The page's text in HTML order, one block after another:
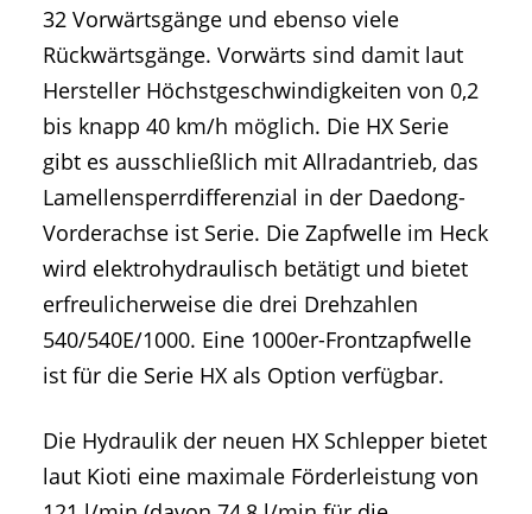
32 Vorwärtsgänge und ebenso viele
Rückwärtsgänge. Vorwärts sind damit laut
Hersteller Höchstgeschwindigkeiten von 0,2
bis knapp 40 km/h möglich. Die HX Serie
gibt es ausschließlich mit Allradantrieb, das
Lamellensperrdifferenzial in der Daedong-
Vorderachse ist Serie. Die Zapfwelle im Heck
wird elektrohydraulisch betätigt und bietet
erfreulicherweise die drei Drehzahlen
540/540E/1000. Eine 1000er-Frontzapfwelle
ist für die Serie HX als Option verfügbar.
Die Hydraulik der neuen HX Schlepper bietet
laut Kioti eine maximale Förderleistung von